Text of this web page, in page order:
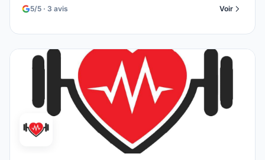
5/5 · 3 avis Voir